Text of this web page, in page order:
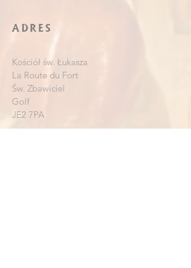
ADRES
Kościół św. Łukasza
La Route du Fort
Św. Zbawiciel
Golf
JE2 7PA